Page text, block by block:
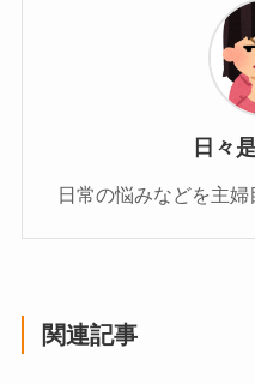
日々
日常の悩みなどを主婦
関連記事